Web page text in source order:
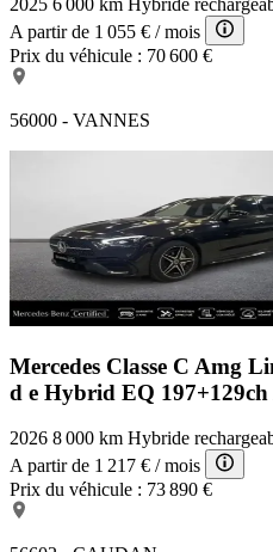
A partir de 1 055 € / mois
Prix du véhicule : 70 600 €
56000 - VANNES
Mercedes Classe C Amg
d e Hybrid EQ
2026 8 000 km Hybride
A partir de 1 217 € / mois
Prix du véhicule : 73 890 €